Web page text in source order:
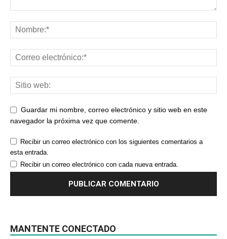
Guardar mi nombre, correo electrónico y sitio web en este
navegador la próxima vez que comente.
Recibir un correo electrónico con los siguientes comentarios a
esta entrada.
Recibir un correo electrónico con cada nueva entrada.
MANTENTE CONECTADO